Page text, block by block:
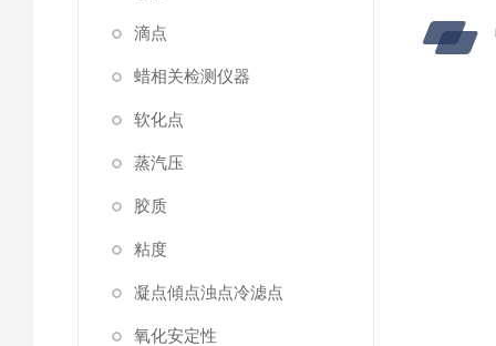
滴点
蜡相关检测仪器
软化点
蒸汽压
胶质
粘度
凝点傾点浊点冷滤点
氧化安定性